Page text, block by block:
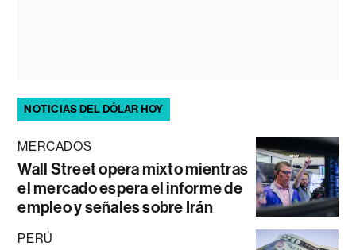
NOTICIAS DEL DÓLAR HOY
MERCADOS
Wall Street opera mixto mientras
el mercado espera el informe de
empleo y señales sobre Irán
PERÚ